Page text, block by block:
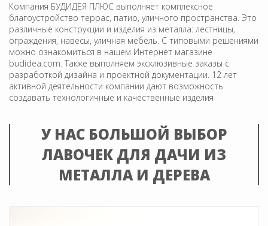
Компания БУДИДЕЯ ПЛЮС выполняет комплексное
благоустройство террас, патио, уличного пространства. Это
различные конструкции и изделия из металла: лестницы,
ограждения, навесы, уличная мебель. С типовыми решениями
можно ознакомиться в нашем Интернет магазине
budidea.com. Также выполняем эксклюзивные заказы с
разработкой дизайна и проектной документации. 12 лет
активной деятельности компании дают возможность
создавать технологичные и качественные изделия
У НАС БОЛЬШОЙ ВЫБОР
ЛАВОЧЕК ДЛЯ ДАЧИ ИЗ
МЕТАЛЛА И ДЕРЕВА